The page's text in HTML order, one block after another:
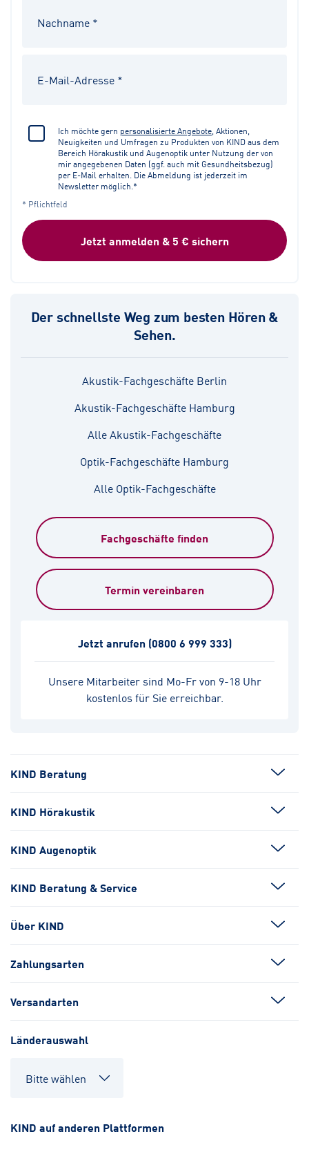
Ich möchte gern personalisierte Angebote, Aktionen,
Neuigkeiten und Umfragen zu Produkten von KIND aus dem
Bereich Hörakustik und Augenoptik unter Nutzung der von
mir angegebenen Daten (ggf. auch mit Gesundheitsbezug)
per E-Mail erhalten. Die Abmeldung ist jederzeit im
Newsletter möglich.*
* Pflichtfeld
Jetzt anmelden & 5 € sichern
Der schnellste Weg zum besten Hören &
Sehen.
Akustik-Fachgeschäfte Berlin
Akustik-Fachgeschäfte Hamburg
Alle Akustik-Fachgeschäfte
Optik-Fachgeschäfte Hamburg
Alle Optik-Fachgeschäfte
Fachgeschäfte finden
Termin vereinbaren
Unsere Mitarbeiter sind Mo-Fr von 9-18 Uhr
kostenlos für Sie erreichbar.
Jetzt anrufen (0800 6 999 333)
KIND Beratung
KIND Hörakustik
KIND Augenoptik
KIND Beratung & Service
Über KIND
Zahlungsarten
Versandarten
Länderauswahl
KIND auf anderen Plattformen